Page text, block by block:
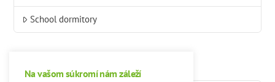
School dormitory
About school
Na vašom súkromí nám záleží